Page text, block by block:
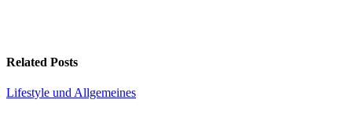
Related Posts
Lifestyle und Allgemeines